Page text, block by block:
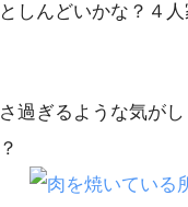
しんどいかな？４
過ぎるような気が